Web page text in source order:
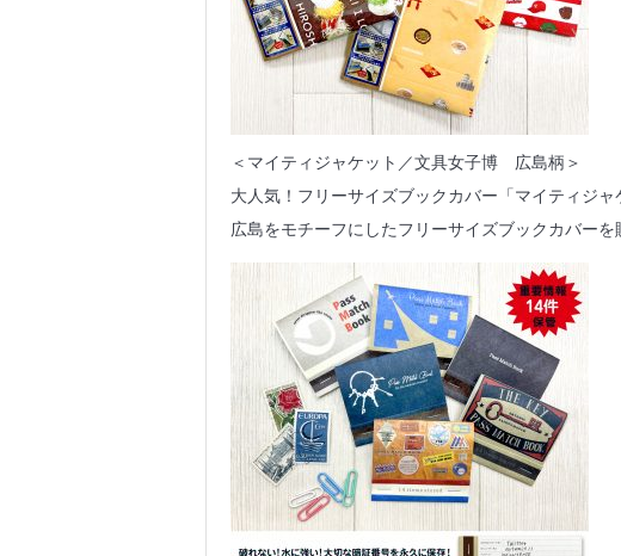
＜マイティジャケット／文具女子博 広島柄＞
大人気！フリーサイズブックカバー「マイティジャ
広島をモチーフにしたフリーサイズブックカバーを